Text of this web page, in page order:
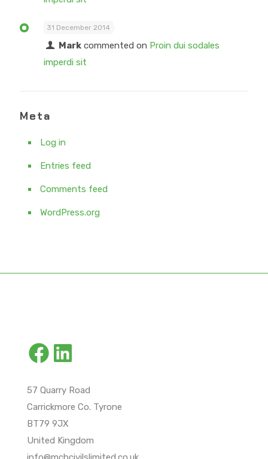
31 December 2014
Mark commented on Proin dui sodales
imperdi sit
Meta
Log in
Entries feed
Comments feed
WordPress.org
Facebook
LinkedIn
57 Quarry Road
Carrickmore Co. Tyrone
BT79 9JX
United Kingdom